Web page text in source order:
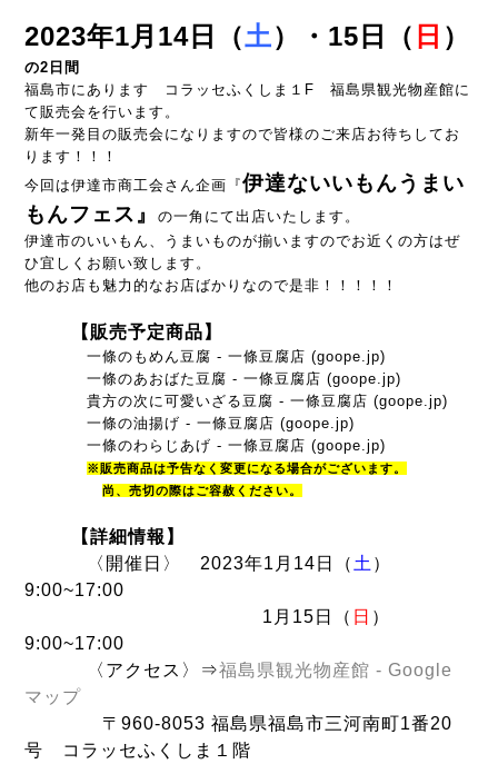
2023年1月14日（土）・15日（ 日 ）
の2日間
福島市にあります コラッセふくしま１F 福島県観光物産館に
て販売会を行います。
新年一発目の販売会になりますので皆様のご来店お待ちしてお
ります！！！
今回は伊達市商工会さん企画『伊達ないいもんうまい
もんフェス』
の一角にて出店いたします。
伊達市のいいもん、うまいものが揃いますのでお近くの方はぜ
ひ宜しくお願い致します。
他のお店も魅力的なお店ばかりなので是非！！！！！
【販売予定商品】
一條のもめん豆腐 - 一條豆腐店 (goope.jp)
一條のあおばた豆腐 - 一條豆腐店 (goope.jp)
貴方の次に可愛いざる豆腐 - 一條豆腐店 (goope.jp)
一條の油揚げ - 一條豆腐店 (goope.jp)
一條のわらじあげ - 一條豆腐店 (goope.jp)
※販売商品は予告なく変更になる場合がございます。
尚 、売切の際はご容赦ください。
【詳細情報】
〈 開催日〉 2023年1月14日（ 土 ）
9:00~17:00
1月15日（ 日 ）
9:00~17:00
〈アクセス〉⇒福島県観光物産館 - Google
マップ
〒960-8053 福島県福島市三河南町1番20
号 コラッセふくしま１階